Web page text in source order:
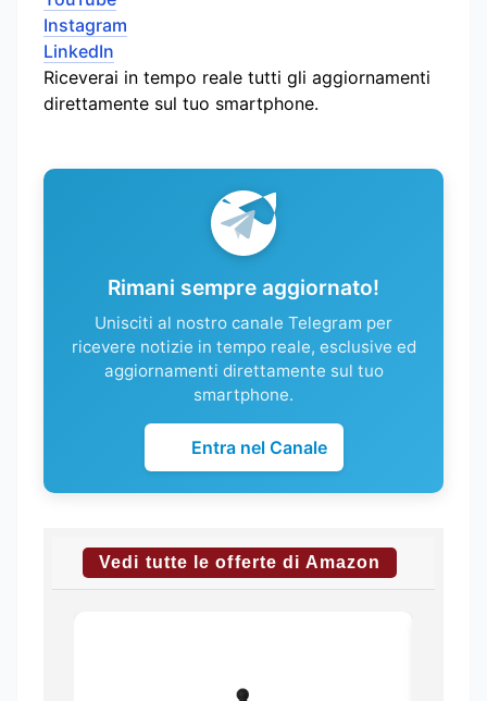
Instagram
LinkedIn
Riceverai in tempo reale tutti gli aggiornamenti
direttamente sul tuo smartphone.
Rimani sempre aggiornato!
Unisciti al nostro canale Telegram per
ricevere notizie in tempo reale, esclusive ed
aggiornamenti direttamente sul tuo
smartphone.
Entra nel Canale